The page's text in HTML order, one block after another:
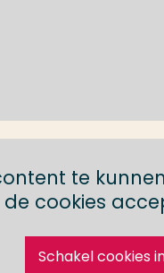
te
de cookies
Schakel cookies